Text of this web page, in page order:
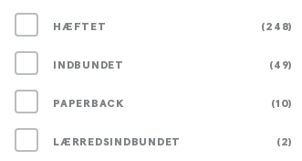
HÆFTET (248)
INDBUNDET (49)
PAPERBACK (10)
LÆRREDSINDBUNDET (2)